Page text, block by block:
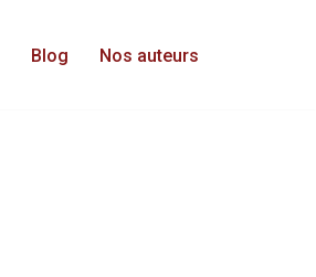
Blog Nos auteurs